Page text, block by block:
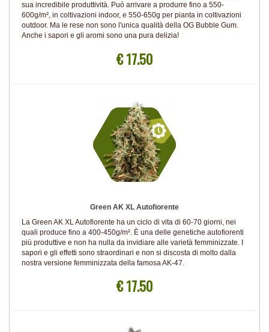
sua incredibile produttività. Può arrivare a produrre fino a 550-
600g/m², in coltivazioni indoor, e 550-650g per pianta in coltivazioni
outdoor. Ma le rese non sono l'unica qualità della OG Bubble Gum.
Anche i sapori e gli aromi sono una pura delizia!
€ 17.50
Green AK XL Autofiorente
La Green AK XL Autofiorente ha un ciclo di vita di 60-70 giorni, nei
quali produce fino a 400-450g/m². È una delle genetiche autofiorenti
più produttive e non ha nulla da invidiare alle varietà femminizzate. I
sapori e gli effetti sono straordinari e non si discosta di molto dalla
nostra versione femminizzata della famosa AK-47.
€ 17.50